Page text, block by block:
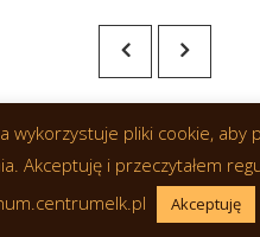
wykorzystuje pliki cookie, aby
Akceptuję i przeczytałem
Akceptuję